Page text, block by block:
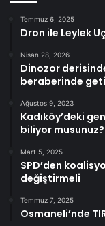
Temmuz 6, 2025
Dron ile Leylek
Nisan 28, 2026
Dinozor
beraberinde
Ağustos 9, 2023
Kadıköy’deki
biliyor musunuz?
Mart 5, 2025
SPD’den
değiştirmeli
Temmuz 7, 2025
Osmaneli’nde